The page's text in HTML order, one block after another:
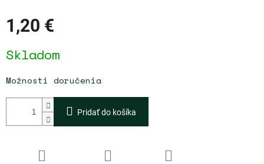
1,20 €
cena:
Skladom
Možnosti doručenia
Pridať do košíka